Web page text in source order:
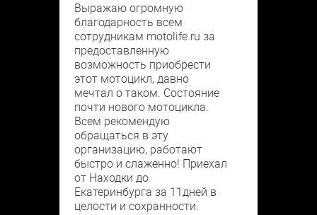
Выражаю огромную
благодарность всем
сотрудникам motolife.ru за
предоставленную
возможность приобрести
этот мотоцикл, давно
мечтал о таком. Состояние
почти нового мотоцикла.
Всем рекомендую
обращаться в эту
организацию, работают
быстро и слаженно! Приехал
от Находки до
Екатеринбурга за 11дней в
целости и сохранности.